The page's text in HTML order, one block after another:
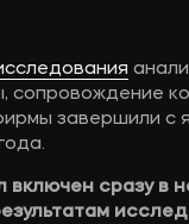
сопровождение
завершили с
включен сразу в